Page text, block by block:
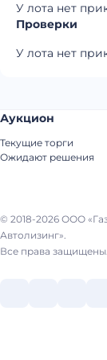
У лота нет
Проверки
У лота нет
© 2018-2026 ООО
Автолизинг».
Все права защищены.
Аукцион
Текущие торги
Ожидают решения